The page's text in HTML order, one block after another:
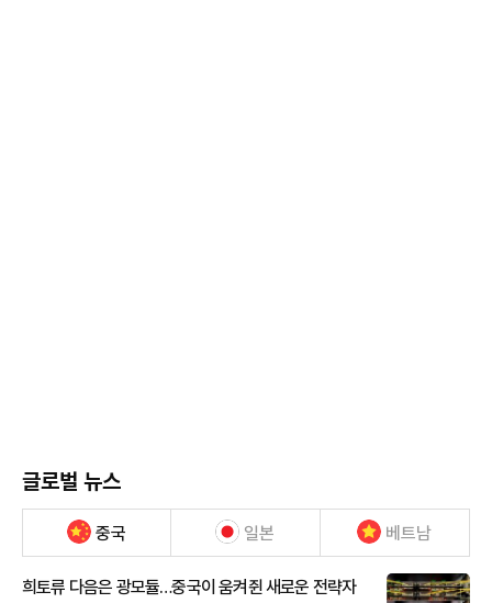
글로벌 뉴스
중국 일본 베트남
희토류 다음은 광모듈…중국이 움켜쥔 새로운 전략자